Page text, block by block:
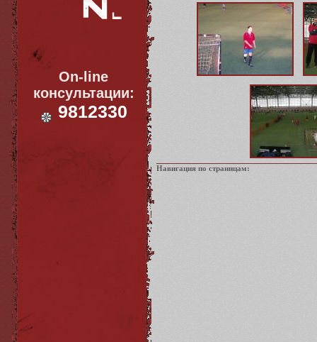
On-line
консультации:
9812330
Навигация по страницам: